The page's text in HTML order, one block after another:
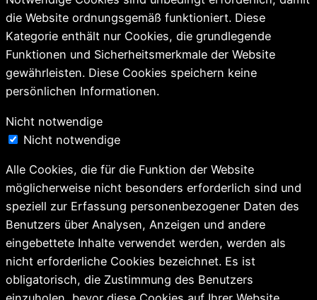
die Website ordnungsgemäß funktioniert. Diese
Kategorie enthält nur Cookies, die grundlegende
Funktionen und Sicherheitsmerkmale der Website
gewährleisten. Diese Cookies speichern keine
persönlichen Informationen.
Nicht notwendige
Nicht notwendige
Alle Cookies, die für die Funktion der Website
möglicherweise nicht besonders erforderlich sind und
speziell zur Erfassung personenbezogener Daten des
Benutzers über Analysen, Anzeigen und andere
eingebettete Inhalte verwendet werden, werden als
nicht erforderliche Cookies bezeichnet. Es ist
obligatorisch, die Zustimmung des Benutzers